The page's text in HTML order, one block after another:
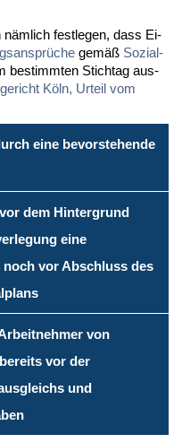
näm­lich fest­le­gen, dass Ei­
ge­mäß So­zi­al­
be­stimm­ten Stich­tag aus­
Köln, Ur­teil vom
eine bevorstehende
dem Hintergrund
eine
vor Abschluss des
von
vor der
und